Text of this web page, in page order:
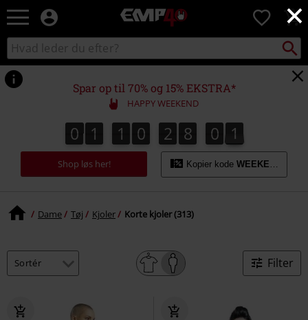
×
EMP
Musik,
TV
gaming
merch
alternativ
mode
0
Søg
sortiment
Søg
Spar op til 70% og 15% EKSTRA*
HAPPY WEEKEND
0
0 1
1 1
1 0
0 2
2 7
8
7
8 5
0 9
0
9
1
0
Shop løs her! Kopier kode WEEKEND
Dame Tøj Kjoler Korte kjoler (313)
Filter